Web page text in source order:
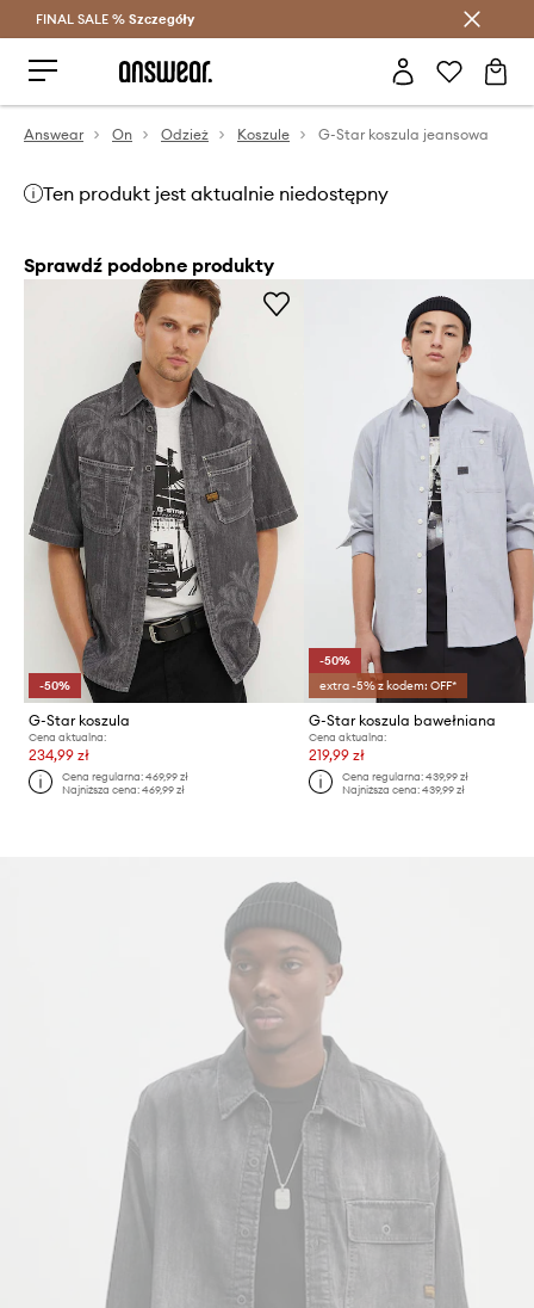
Oszczędzaj z Answear Club >
FINAL SALE % Szczegóły
Answear On Odzież Koszule G-Star koszula jeansowa
Ten produkt jest aktualnie niedostępny
Sprawdź podobne produkty
-50%
G-Star koszula
Cena aktualna:
234,99 zł
Cena regularna:469,99 zł
Najniższa cena:469,99 zł
-50%
extra -5% z kodem: OFF*
G-Star koszula bawełniana
Cena aktualna:
219,99 zł
Cena regularna: 439,99 zł
Najniższa cena: 439,99 zł